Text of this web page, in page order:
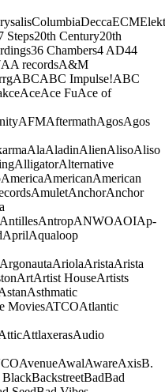
ColumbiaDeccaECM
Steps20th Century20th
36 Chambers4 AD44
A recordsA&M
ABCABC Impulse!ABC
AceAce FuAce of
AFMAftermathAgosAgos
AlaAladinAlienAlisoAliso
AlligatorAlternative
AmericaAmericanAmerican
AmuletAnchorAnchor
AntillesAntropANWOAOIAp-
AprilAqualoop
ArgonautaAriolaAristaArista
ArtArtist HouseArtists
Asthmatic
MoviesATCOAtlantic
AttlaxerasAudio
AvenueAwalAwareAxisB.
BlackBackstreetBadBad